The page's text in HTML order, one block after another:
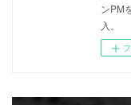
ンPM
入。